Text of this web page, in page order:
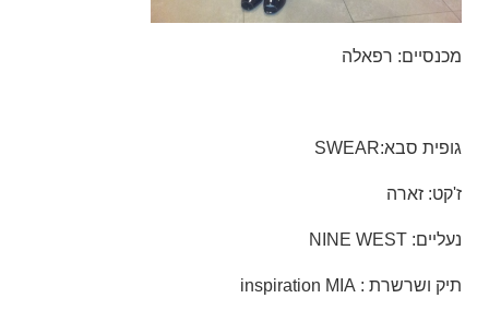
מכנסיים: רפאלה
גופית סבא:SWEAR
ז'קט: זארה
נעליים: NINE WEST
תיק ושרשרת : inspiration MIA